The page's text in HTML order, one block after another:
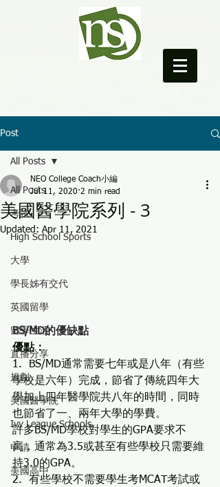
Post
All Posts
考試
High School Sports
大學
學長姊有交代
英國留學
留學生活
直播分享
規劃
美國醫學院
Ivy League Schools
申請
美國高中
All Posts
美國醫學院系列 - 3
NEO College Coach小編
Jul 11, 2020 2 min read
Updated: Apr 11, 2021
BS/MD的優缺點
優點：
1.  BS/MD通常需要七年或是八年（有些
學校是六年）完成，節省了傳統四年大
學加上四年醫學院共八年的時間，同時
也節省了一、兩年大學的學費。
許多BS/MD學校對學生的GPA要求不
高，通常為3.5或甚至有些學校只需要維
持3.0的GPA。
2.  有些學校不需要學生考MCAT考試或